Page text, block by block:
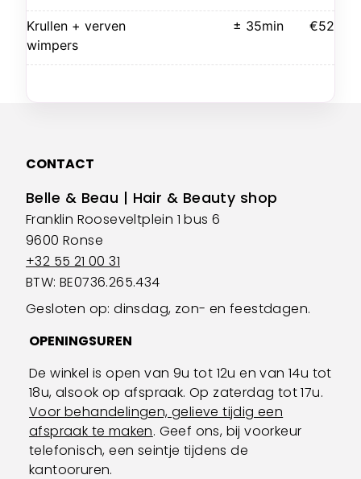
Krullen + verven
wimpers
± 35min €52
CONTACT
Belle & Beau | Hair & Beauty shop
Franklin Rooseveltplein 1 bus 6
9600 Ronse
+32 55 21 00 31
BTW: BE0736.265.434
Gesloten op: dinsdag, zon- en feestdagen.
OPENINGSUREN
De winkel is open van 9u tot 12u en van 14u tot
18u, alsook op afspraak. Op zaterdag tot 17u.
Voor behandelingen, gelieve tijdig een
afspraak te maken. Geef ons, bij voorkeur
telefonisch, een seintje tijdens de
kantooruren.